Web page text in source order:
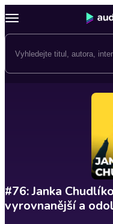
#76: Janka
vyrovnanější a